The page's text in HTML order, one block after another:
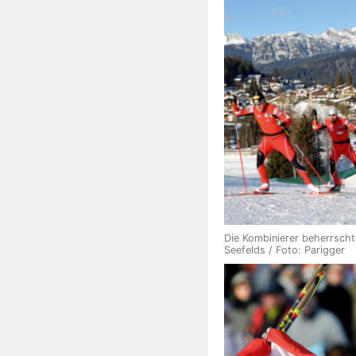
Die Kombinierer
Seefelds / Foto: Parigger